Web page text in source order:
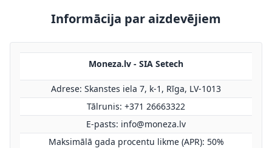
Informācija par aizdevējiem
Moneza.lv - SIA Setech
Adrese: Skanstes iela 7, k-1, Rīga, LV-1013
Tālrunis: +371 26663322
E-pasts: info@moneza.lv
Maksimālā gada procentu likme (APR): 50%